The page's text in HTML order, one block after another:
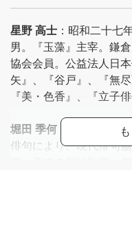
星野 高士 ：昭和二十七
男。『玉藻』主宰。鎌
協会会員。公益法人日
矢』、『谷戸』、『無
『美・色香』、『立子
堀田 季何 ：俳誌「楽園
俳句により、現代俳句